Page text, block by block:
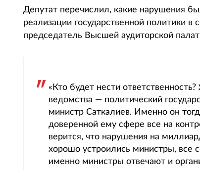
Депутат перечислил, какие нарушения
реализации государственной политики в
председатель Высшей аудиторской
«Кто будет нести
ведомства — политический
министр Саткалиев. Именно он
доверенной ему сфере все на
верится, что нарушения на
хорошо устроились министры, все
именно министры отвечают и